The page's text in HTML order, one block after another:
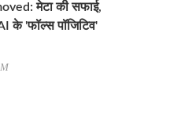
मेटा की सफाई,
के 'फॉल्स पॉजिटिव'